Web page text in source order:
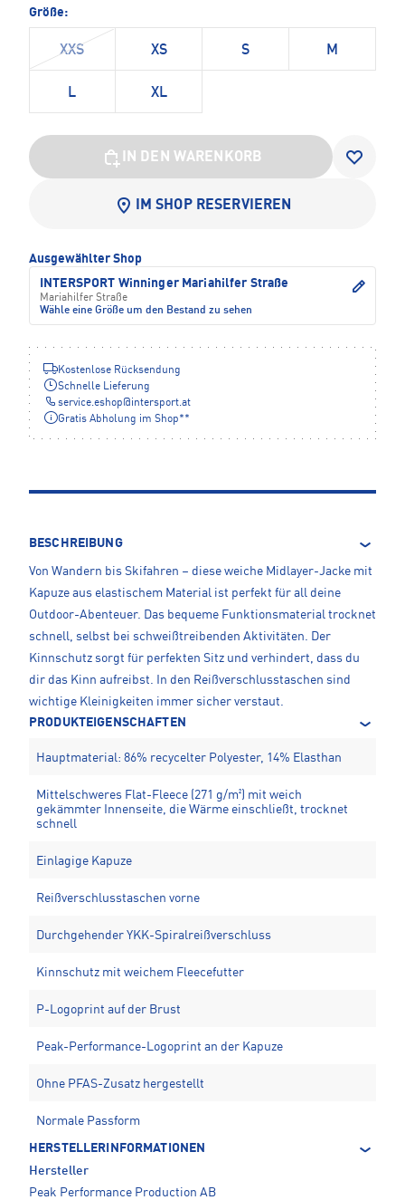
Größe:
XXS XS S M
L XL
IN DEN WARENKORB
IM SHOP RESERVIEREN
Ausgewählter Shop
INTERSPORT Winninger Mariahilfer Straße
Mariahilfer Straße
Wähle eine Größe um den Bestand zu sehen
Kostenlose Rücksendung
Schnelle Lieferung
service.eshop@intersport.at
Gratis Abholung im Shop**
BESCHREIBUNG
Von Wandern bis Skifahren – diese weiche Midlayer-Jacke mit
Kapuze aus elastischem Material ist perfekt für all deine
Outdoor-Abenteuer. Das bequeme Funktionsmaterial trocknet
schnell, selbst bei schweißtreibenden Aktivitäten. Der
Kinnschutz sorgt für perfekten Sitz und verhindert, dass du
dir das Kinn aufreibst. In den Reißverschlusstaschen sind
wichtige Kleinigkeiten immer sicher verstaut.
PRODUKTEIGENSCHAFTEN
Hauptmaterial: 86% recycelter Polyester, 14% Elasthan
Mittelschweres Flat-Fleece (271 g/m²) mit weich
gekämmter Innenseite, die Wärme einschließt, trocknet
schnell
Einlagige Kapuze
Reißverschlusstaschen vorne
Durchgehender YKK-Spiralreißverschluss
Kinnschutz mit weichem Fleecefutter
P-Logoprint auf der Brust
Peak-Performance-Logoprint an der Kapuze
Ohne PFAS-Zusatz hergestellt
Normale Passform
HERSTELLERINFORMATIONEN
Hersteller
Peak Performance Production AB